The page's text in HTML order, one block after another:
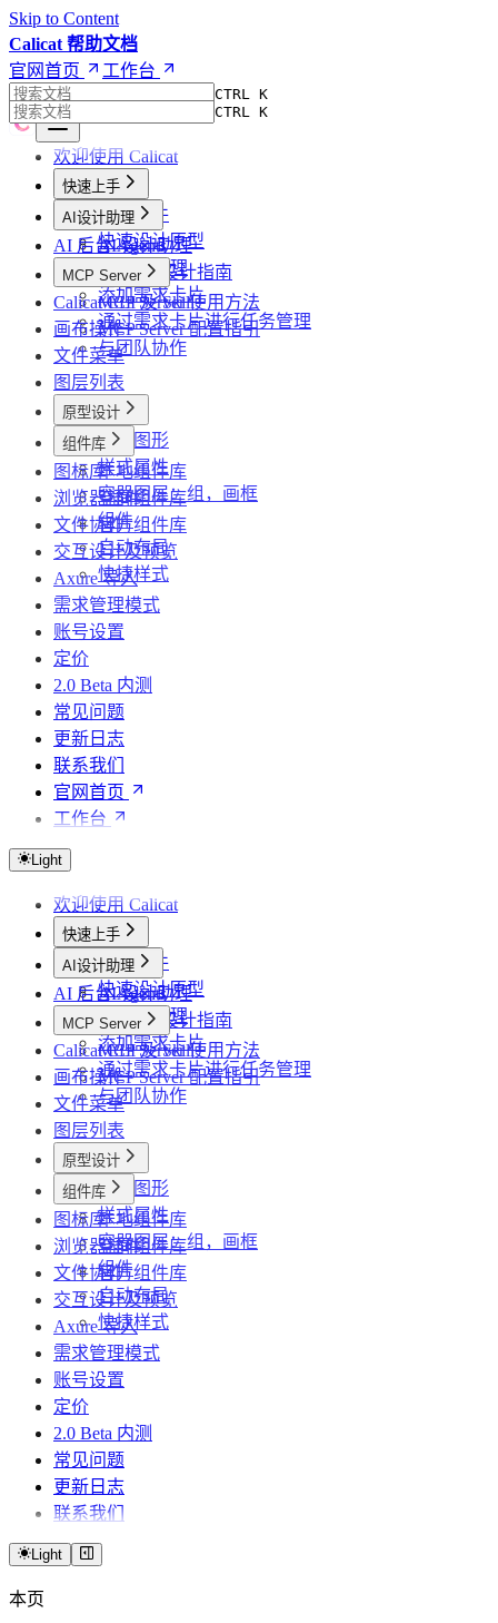
Skip to Content
Calicat 帮助文档
官网首页
工作台
CTRL K
CTRL K
欢迎使用 Calicat
快速上手
创建文件
快速设计原型
使用AI助理
添加需求卡片
通过需求卡片进行任务管理
与团队协作
AI设计助理
AI 设计助理
高效 AI 设计指南
AI 后台 Agents
MCP Server
MCP Server 使用方法
MCP Server 配置指引
Calicat CLI 及 Skill
画布操作
文件菜单
图层列表
原型设计
基础图形
样式属性
容器图层：组，画框
组件
自动布局
快捷样式
组件库
本地组件库
空间组件库
官方组件库
图标库
浏览器插件
文件协作
交互设计及预览
Axure 导入
需求管理模式
账号设置
定价
2.0 Beta 内测
常见问题
更新日志
联系我们
官网首页
工作台
Light
欢迎使用 Calicat
快速上手
创建文件
快速设计原型
使用AI助理
添加需求卡片
通过需求卡片进行任务管理
与团队协作
AI设计助理
AI 设计助理
高效 AI 设计指南
AI 后台 Agents
MCP Server
MCP Server 使用方法
MCP Server 配置指引
Calicat CLI 及 Skill
画布操作
文件菜单
图层列表
原型设计
基础图形
样式属性
容器图层：组，画框
组件
自动布局
快捷样式
组件库
本地组件库
空间组件库
官方组件库
图标库
浏览器插件
文件协作
交互设计及预览
Axure 导入
需求管理模式
账号设置
定价
2.0 Beta 内测
常见问题
更新日志
联系我们
Light
本页